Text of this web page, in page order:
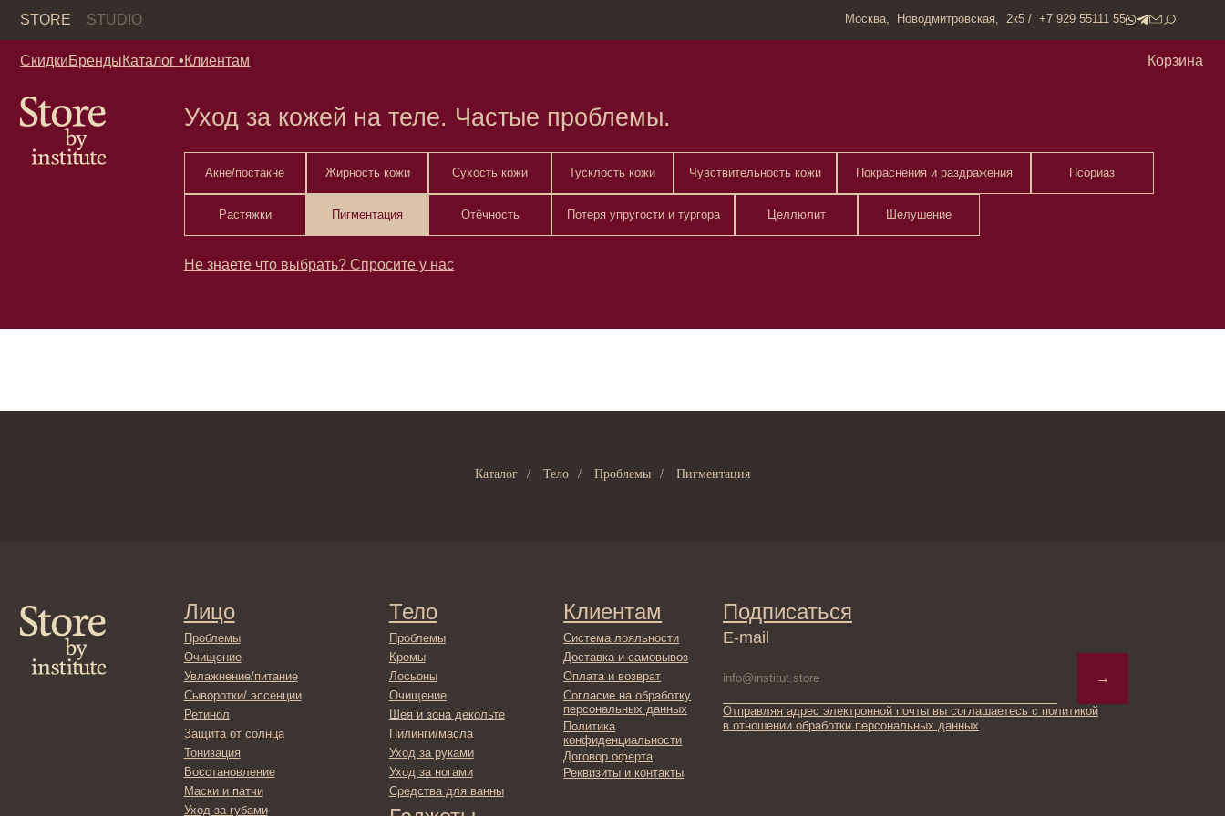
Москва, Новодмитровская, 2к5 / +7 929 55111 55
STORE STUDIO
СкидкиБрендыКаталог•Клиентам
Уход за кожей на теле. Частые проблемы.
Акне/постакне Жирность кожи Сухость кожи Тусклость кожи Чувствительность кожи Покраснения и раздражения Псориаз
Растяжки Пигментация Отёчность Потеря упругости и тургора Целлюлит Шелушение
Не знаете что выбрать?Спросите у нас
Каталог / Тело / Проблемы / Пигментация
Лосьоны
Очищение
Шея и зона декольте
Пилинги/масла
Уход за руками
Уход за ногами
Средства для ванны
Гаджеты
Сертификаты
Наборы
Оплата и возврат
Согласие на обработку
персональных данных
конфиденциальности
Договор оферта
Реквизиты и контакты
Отправляя адрес электронной почты вы соглашаетесь с политикой
в отношении обработки персональных данных
Увлажнение/питание
Сыворотки/ эссенции
Ретинол
Защита от солнца
Тонизация
Восстановление
Маски и патчи
Уход за губами
Декоротивная косметика
Волосы
Проблемы
Шампуни